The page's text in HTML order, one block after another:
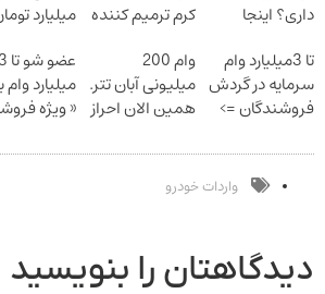
کرم ترمیم کننده میلیارد تومان
وام
گردش
=>
وام 200
میلیونی آبان تتر.
همین الان احراز
عضو شو تا 3
میلیارد وام بگیر
« ویژه فروشگاه
واردات خودرو
را بنویسید